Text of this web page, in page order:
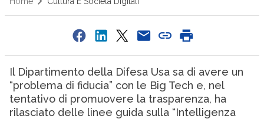
Il Dipartimento della Difesa Usa sa di avere un
“problema di fiducia” con le Big Tech e, nel
tentativo di promuovere la trasparenza, ha
rilasciato delle linee guida sulla “Intelligenza